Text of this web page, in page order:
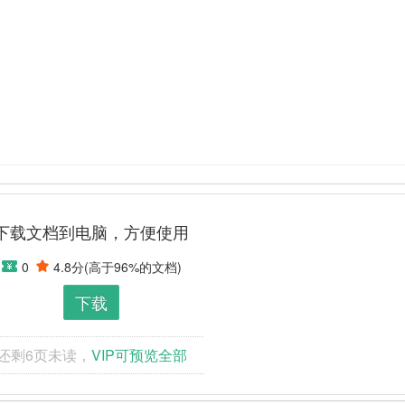
载文档到电脑，方便使用
0 4.8分(高于96%的文档)
下载
剩6页未读， VIP可预览全部